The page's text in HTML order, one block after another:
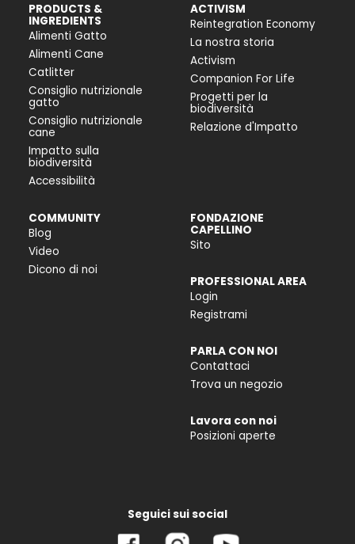
PRODUCTS &
INGREDIENTS
Alimenti Gatto
Alimenti Cane
Catlitter
Consiglio nutrizionale
gatto
Consiglio nutrizionale
cane
Impatto sulla
biodiversità
Accessibilità
ACTIVISM
Reintegration Economy
La nostra storia
Activism
Companion For Life
Progetti per la
biodiversità
Relazione d'Impatto
COMMUNITY
Blog
Video
Dicono di noi
FONDAZIONE
CAPELLINO
Sito
PROFESSIONAL AREA
Login
Registrami
PARLA CON NOI
Contattaci
Trova un negozio
Lavora con noi
Posizioni aperte
Seguici sui social